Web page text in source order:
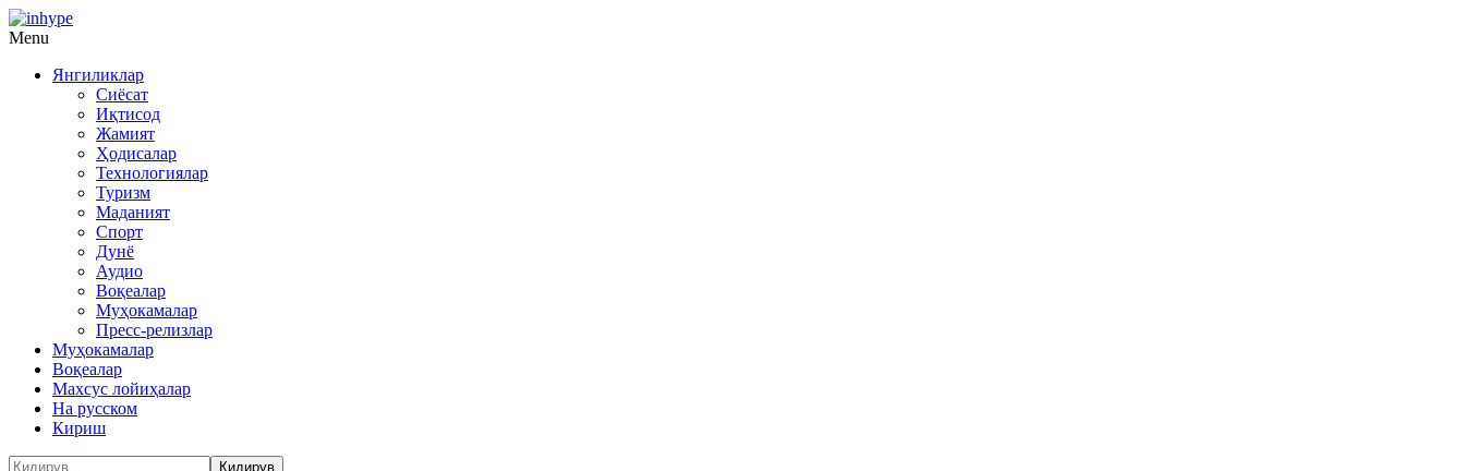
Menu
Янгиликлар
Сиёсат
Иқтисод
Жамият
Ҳодисалар
Технологиялар
Туризм
Маданият
Спорт
Дунё
Аудио
Воқеалар
Муҳокамалар
Пресс-релизлар
Муҳокамалар
Воқеалар
Махсус лойиҳалар
На русском
Кириш